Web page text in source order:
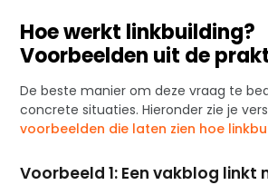
Hoe werkt linkbuilding?
Voorbeelden uit de
De beste manier om deze vraag te
concrete situaties. Hieronder zie je
voorbeelden die laten zien hoe
Voorbeeld 1: Een vakblog linkt